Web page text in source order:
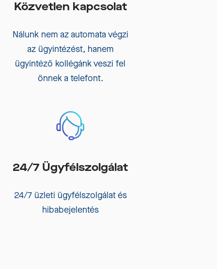
Közvetlen kapcsolat
Nálunk nem az automata végzi
az ügyintézést, hanem
ügyintéző kollégánk veszi fel
önnek a telefont.
24/7 Ügyfélszolgálat
24/7 üzleti ügyfélszolgálat és
hibabejelentés